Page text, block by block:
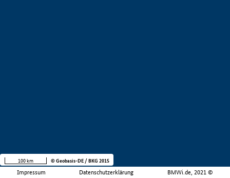
Impressum Datenschutzerklärung BMWi.de, 2021 ©
100 km © Geobasis-DE / BKG 2015